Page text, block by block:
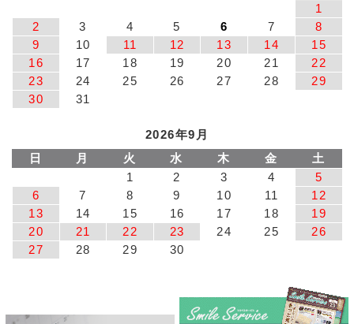
1
2
3 4 5 6 7
8
9
10 11 12 13 14
15
16
17 18 19 20 21
22
23
24 25 26 27 28
29
30
31
2026年9月
日
月 火 水 木 金
土
1
2 3 4
5
6
7 8 9 10 11
12
13
14 15 16 17 18
19
20
21 22 23 24 25
26
27
28 29 30